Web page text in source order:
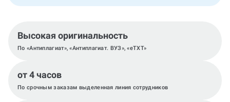
Высокая оригинальность
По «Антиплагиат», «Антиплагиат. ВУЗ», «eTXT»
от 4 часов
По срочным заказам выделенная линия сотрудников